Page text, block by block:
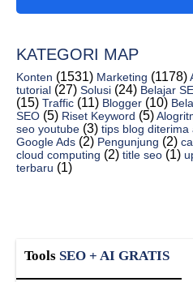
Konsep Dan Trik Membuat Iklan
Cara Menggunakan Iklan Ppc
Apa Itu Iklan Ppc Dalam Bisnis
Cara Memasang Iklan Ppc
Bagaimana Cara Kerja Sistem
Apa Contoh Dari Ppc Di Google
Bagaimana Cara Mengoptimasi
Apa Yang Dimaksud Optimasi
KATEGORI MAP
Konten (1531) Marketing (1178)
tutorial (27) Solusi (24) Belajar
(15) Traffic (11) Blogger (10)
SEO (5) Riset Keyword (5)
seo youtube (3) tips blog diterima
Google Ads (2) Pengunjung (2)
cloud computing (2) title seo (1)
terbaru (1)
Tools SEO + AI GRATIS